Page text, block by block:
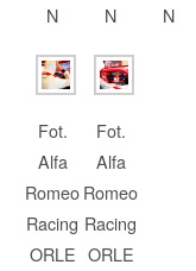
N
N
N
Fot.
Alfa
Romeo
Racing
ORLE
Fot.
Alfa
Romeo
Racing
ORLE